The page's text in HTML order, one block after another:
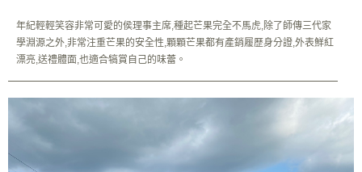
年紀輕輕笑容非常可愛的侯理事主席,種起芒果完全不馬虎,除了師傳三代家
學淵源之外,非常注重芒果的安全性,顆顆芒果都有產銷履歷身分證,外表鮮紅
漂亮,送禮體面,也適合犒賞自己的味蕾。